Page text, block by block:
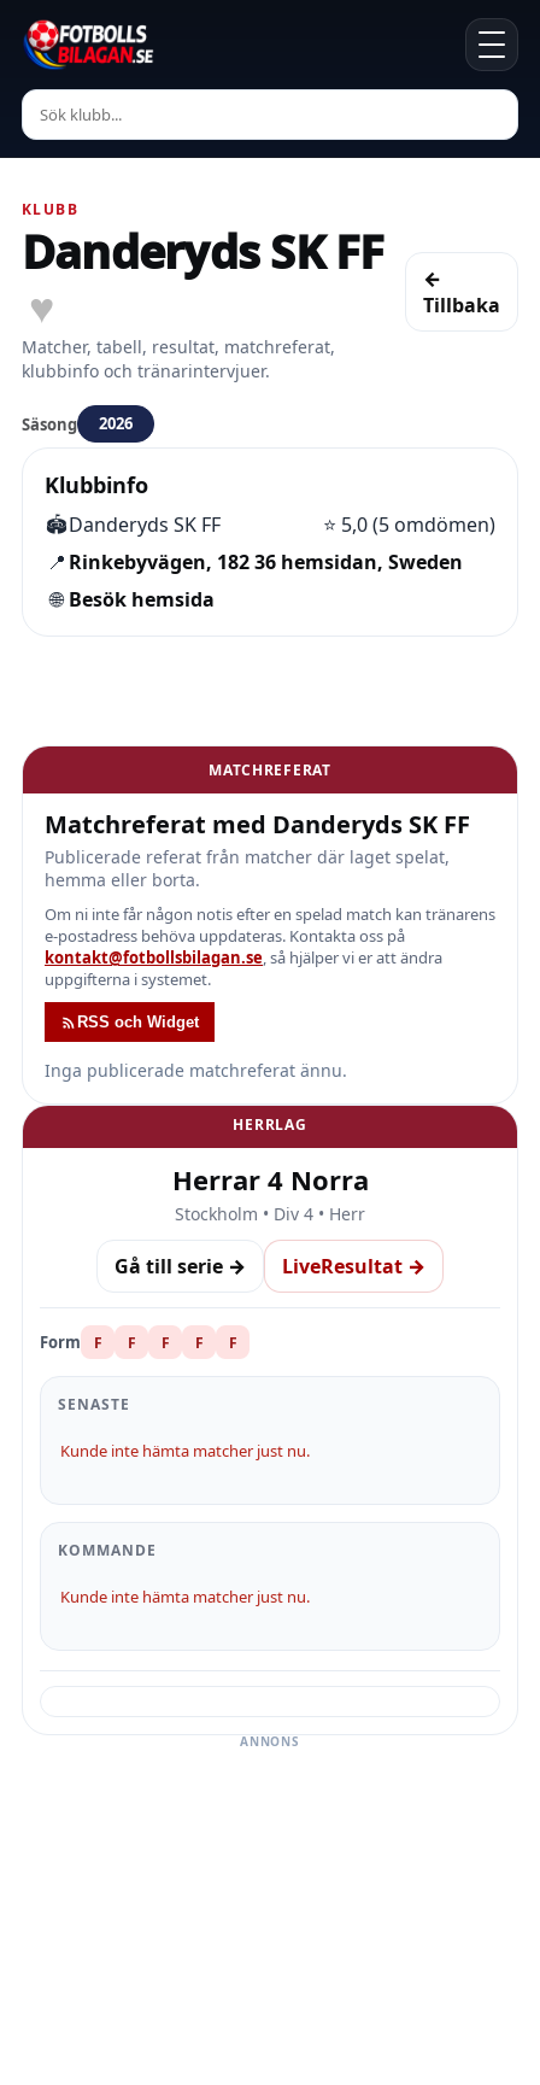
KLUBB
Danderyds SK FF
♥
Matcher, tabell, resultat, matchreferat,
klubbinfo och tränarintervjuer.
←
Tillbaka
Säsong 2026
Klubbinfo
🏟️Danderyds SK FF ⭐ 5,0 (5 omdömen)
📍 Rinkebyvägen, 182 36 hemsidan, Sweden
🌐 Besök hemsida
MATCHREFERAT
Matchreferat med Danderyds SK FF
Publicerade referat från matcher där laget spelat,
hemma eller borta.
Om ni inte får någon notis efter en spelad match kan tränarens
e-postadress behöva uppdateras. Kontakta oss på
kontakt@fotbollsbilagan.se, så hjälper vi er att ändra
uppgifterna i systemet.
RSS och Widget
Inga publicerade matchreferat ännu.
HERRLAG
Herrar 4 Norra
Stockholm • Div 4 • Herr
Gå till serie → LiveResultat →
Form F F F F F
SENASTE
Kunde inte hämta matcher just nu.
KOMMANDE
Kunde inte hämta matcher just nu.
ANNONS